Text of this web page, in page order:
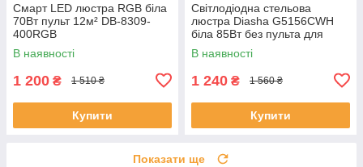
Смарт LED люстра RGB біла
70Вт пульт 12м² DB-8309-
400RGB
В наявності
1 200 ₴ 1 510 ₴
Купити
Світлодіодна стельова
люстра Diasha G5156CWH
біла 85Вт без пульта для
вітальні WG5156/C WH
В наявності
1 240 ₴ 1 560 ₴
Купити
Показати ще